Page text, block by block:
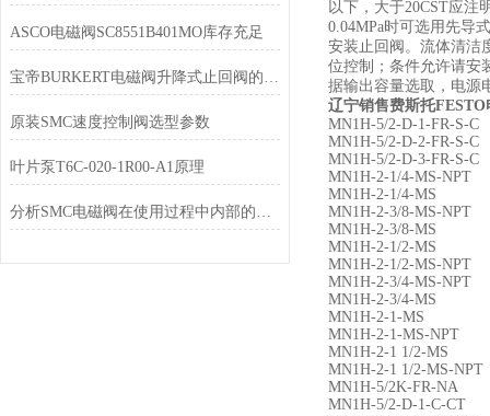
ASCO电磁阀SC8551B401MO库存充足
宝帝BURKERT电磁阀升降式止回阀的原理结构
原装SMC速度控制阀选型参数
叶片泵T6C-020-1R00-A1原理
分析SMC电磁阀在使用过程中内部的变化
以下，大于20CST应注
0.04MPa时可选用先导
安装止回阀。流体清洁
位控制；条件允许请安
据输出容量选取，电源
辽宁销售费斯托
MN1H-5/2-D-1-FR-S-C
MN1H-5/2-D-2-FR-S-C
MN1H-5/2-D-3-FR-S-C
MN1H-2-1/4-MS-NPT
MN1H-2-1/4-MS
MN1H-2-3/8-MS-NPT
MN1H-2-3/8-MS
MN1H-2-1/2-MS
MN1H-2-1/2-MS-NPT
MN1H-2-3/4-MS-NPT
MN1H-2-3/4-MS
MN1H-2-1-MS
MN1H-2-1-MS-NPT
MN1H-2-1 1/2-MS
MN1H-2-1 1/2-MS-NPT
MN1H-5/2K-FR-NA
MN1H-5/2-D-1-C-CT